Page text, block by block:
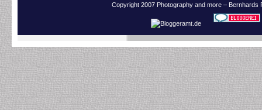
Copyright 2007 Photography and more –